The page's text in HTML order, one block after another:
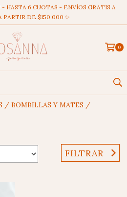
HASTA 6 CUOTAS - ENVÍOS GRATIS A
PARTIR DE $150.000 ✨
0
/ BOMBILLAS Y MATES /
FILTRAR